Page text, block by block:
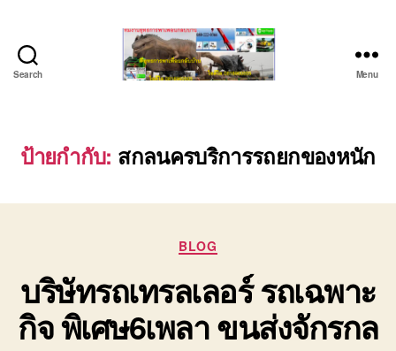
Search
ยก
ของ
ติดต่อ
0640711613,
Menu
ป้ายกำกับ: สกลนครบริการรถยกของหนัก
Categories
BLOG
บริษัทรถเทรลเลอร์ รถเฉพาะ
กิจ พิเศษ6เพลา ขนส่งจักรกล